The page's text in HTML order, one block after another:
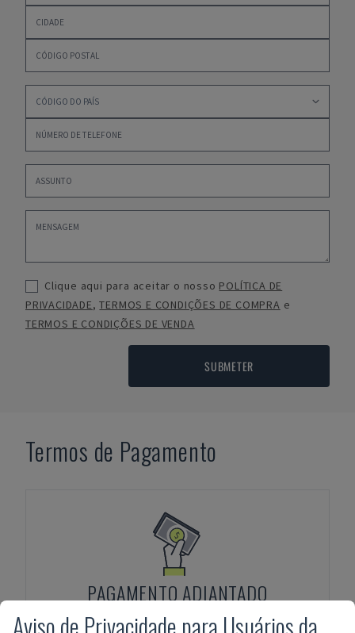
Clique aqui para aceitar o nosso POLÍTICA DE
PRIVACIDADE,TERMOS E CONDIÇÕES DE COMPRA e
TERMOS E CONDIÇÕES DE VENDA
SUBMETER
Termos de Pagamento
PAGAMENTO ADIANTADO
Aviso de Privacidade para Usuários da